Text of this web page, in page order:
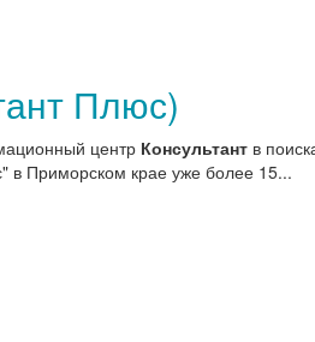
Плюс)
центр Консультант в
в Приморском крае уже более 15...